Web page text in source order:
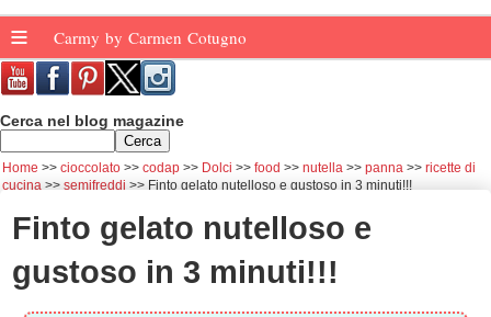
≡ Carmy by Carmen Cotugno
Cerca nel blog magazine
Home cioccolato codap Dolci food nutella panna
ricette di
cucina
semifreddi Finto gelato nutelloso e gustoso in 3 minuti!!!
Finto gelato nutelloso e
gustoso in 3 minuti!!!